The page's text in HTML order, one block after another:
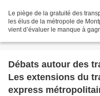
Le piège de la gratuité des
les élus de la métropole de
vient d’évaluer le manque à
Débats autour des
Les extensions du
express